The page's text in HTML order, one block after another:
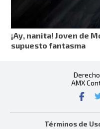
¡Ay, nanita! Joven de
supuesto fantasma
AMX
Términos de